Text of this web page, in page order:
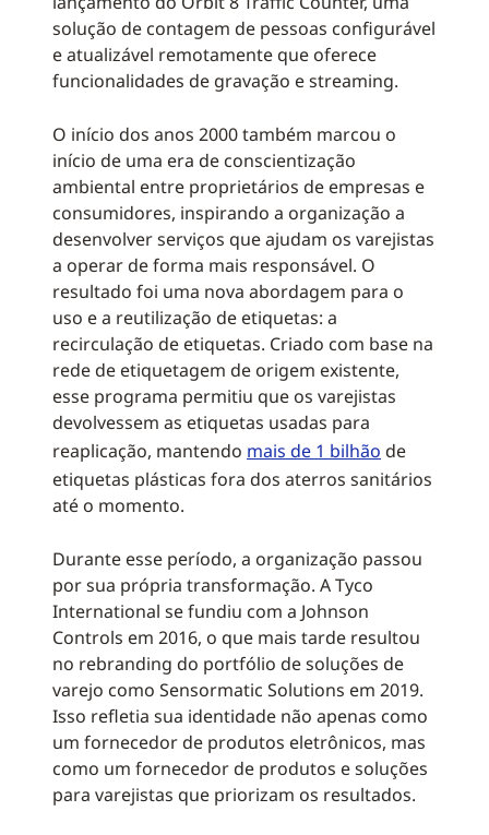
solução de contagem de pessoas configurável
e atualizável remotamente que oferece
funcionalidades de gravação e streaming.
O início dos anos 2000 também marcou o
início de uma era de conscientização
ambiental entre proprietários de empresas e
consumidores, inspirando a organização a
desenvolver serviços que ajudam os varejistas
a operar de forma mais responsável. O
resultado foi uma nova abordagem para o
uso e a reutilização de etiquetas: a
recirculação de etiquetas. Criado com base na
rede de etiquetagem de origem existente,
esse programa permitiu que os varejistas
devolvessem as etiquetas usadas para
reaplicação, mantendo mais de 1 bilhão de
etiquetas plásticas fora dos aterros sanitários
até o momento.
Durante esse período, a organização passou
por sua própria transformação. A Tyco
International se fundiu com a Johnson
Controls em 2016, o que mais tarde resultou
no rebranding do portfólio de soluções de
varejo como Sensormatic Solutions em 2019.
Isso refletia sua identidade não apenas como
um fornecedor de produtos eletrônicos, mas
como um fornecedor de produtos e soluções
para varejistas que priorizam os resultados.